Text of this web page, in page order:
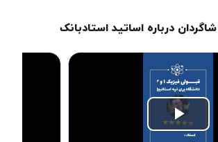
درباره اساتید استادبانک
Play